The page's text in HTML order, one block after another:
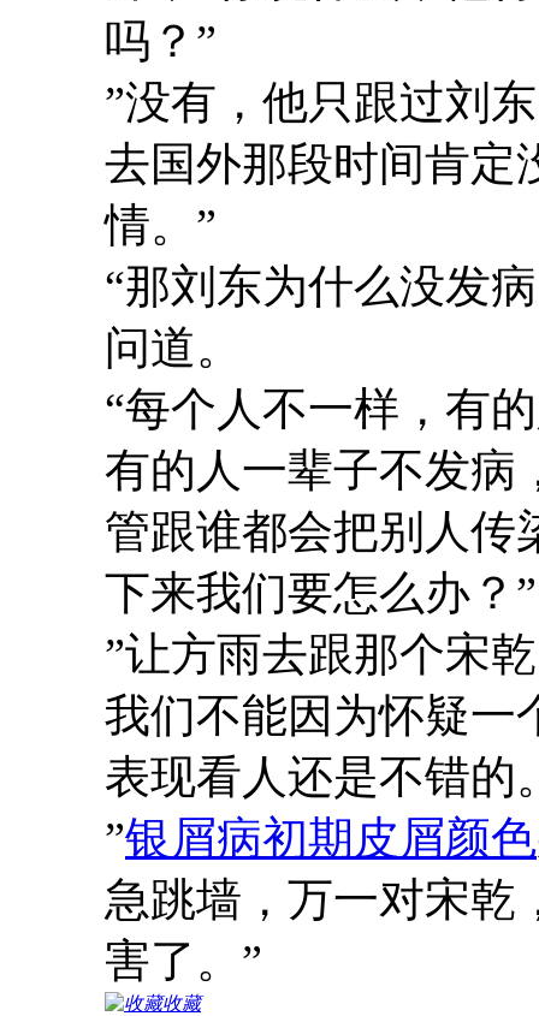
吗？”
”没有，他只跟过刘
去国外那段时间肯定
情。”
“那刘东为什么没发
问道。
“每个人不一样，有
有的人一辈子不发病
管跟谁都会把别人传
下来我们要怎么办？”
”让方雨去跟那个宋
我们不能因为怀疑一
表现看人还是不错的
”银屑病初期皮屑颜色
急跳墙，万一对宋乾
害了。”
收藏